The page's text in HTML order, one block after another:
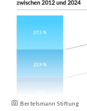
Bertelsmann Stiftung